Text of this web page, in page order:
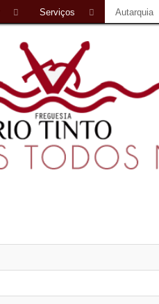
Serviços Autarquia